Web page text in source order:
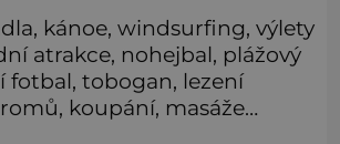
kánoe, windsurfing, výlety
atrakce, nohejbal, plážový
fotbal, tobogan, lezení
koupání, masáže…